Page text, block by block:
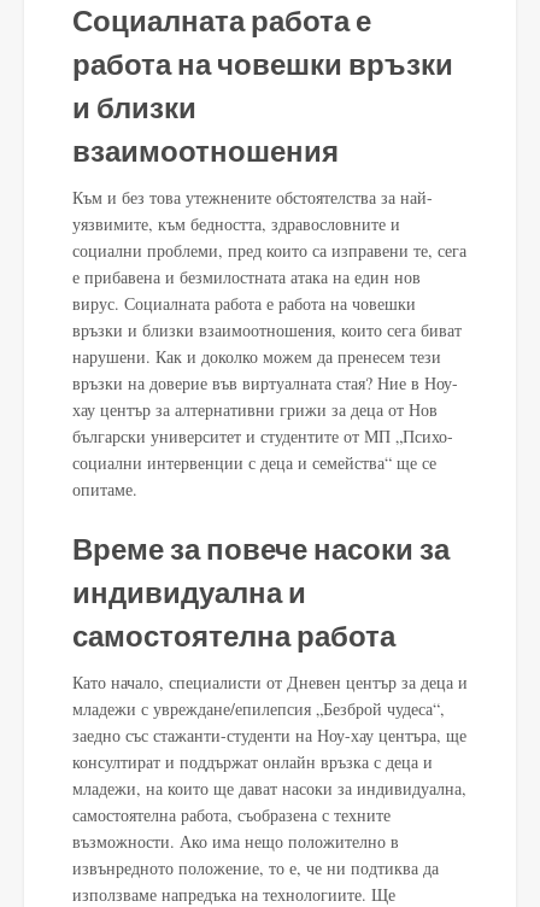
Социалната работа е
работа на човешки връзки
и близки
взаимоотношения
Към и без това утежнените обстоятелства за най-
уязвимите, към бедността, здравословните и
социални проблеми, пред които са изправени те, сега
е прибавена и безмилостната атака на един нов
вирус. Социалната работа е работа на човешки
връзки и близки взаимоотношения, които сега биват
нарушени. Как и доколко можем да пренесем тези
връзки на доверие във виртуалната стая? Ние в Ноу-
хау център за алтернативни грижи за деца от Нов
български университет и студентите от МП „Психо-
социални интервенции с деца и семейства“ ще се
опитаме.
Време за повече насоки за
индивидуална и
самостоятелна работа
Като начало, специалисти от Дневен център за деца и
младежи с увреждане/епилепсия „Безброй чудеса“,
заедно със стажанти-студенти на Ноу-хау центъра, ще
консултират и поддържат онлайн връзка с деца и
младежи, на които ще дават насоки за индивидуална,
самостоятелна работа, съобразена с техните
възможности. Ако има нещо положително в
извънредното положение, то е, че ни подтиква да
използваме напредъка на технологиите. Ще